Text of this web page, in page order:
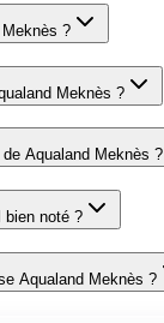
?
Meknès ?
Aqualand Meknès ?
bien noté ?
Aqualand Meknès ?